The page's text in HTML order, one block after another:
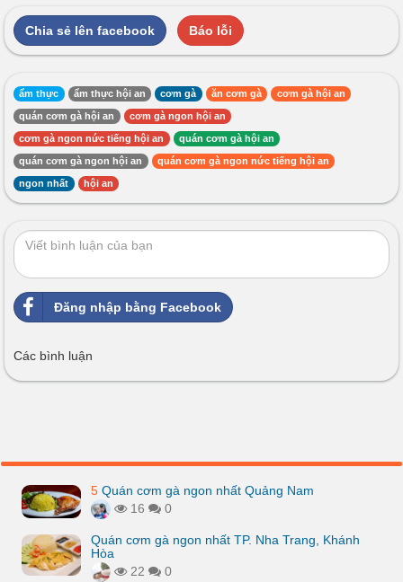
Chia sẻ lên facebook Báo lỗi
ẩm thực ẩm thực hội an cơm gà ăn cơm gà cơm gà hội an
quán cơm gà hội an cơm gà ngon hội an
cơm gà ngon nức tiếng hội an quán cơm gà hội an
quán cơm gà ngon hội an quán cơm gà ngon nức tiếng hội an
ngon nhất hội an
Đăng nhập bằng Facebook
Các bình luận
5 Quán cơm gà ngon nhất Quảng Nam
16
0
Quán cơm gà ngon nhất TP. Nha Trang, Khánh
Hòa
22
0